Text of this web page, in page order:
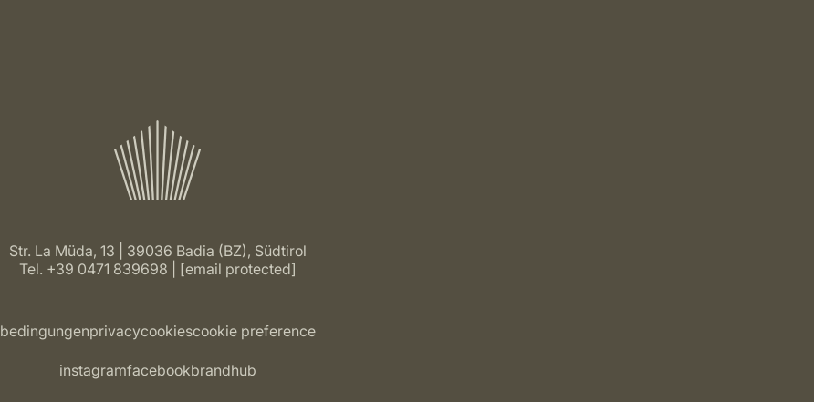
Str. La Müda, 13 | 39036 Badia (BZ), Südtirol
Tel. +39 0471 839698 [email protected]
bedingungenprivacycookiescookie preference
instagramfacebookbrandhub